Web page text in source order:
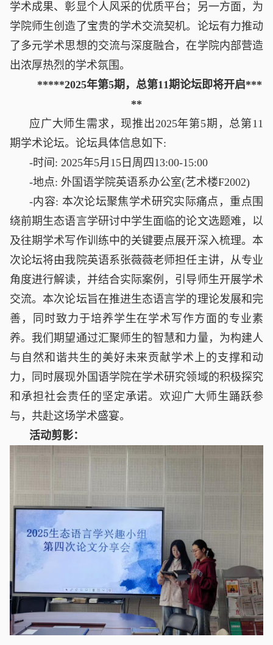
学术成果、彰显个人风采的优质平台；另一方面，为
学院师生创造了宝贵的学术交流契机。论坛有力推动
了多元学术思想的交流与深度融合，在学院内部营造
出浓厚热烈的学术氛围。
*****2025年第5期，总第11期论坛即将开启***
**
应广大师生需求，现推出2025年第5期，总第11
期学术论坛。论坛具体信息如下:
-时间: 2025年5月15日周四13:00-15:00
-地点: 外国语学院英语系办公室(艺术楼F2002)
-内容: 本次论坛聚焦学术研究实际痛点，重点围
绕前期生态语言学研讨中学生面临的论文选题难，以
及往期学术写作训练中的关键要点展开深入梳理。本
次论坛将由我院英语系张薇薇老师担任主讲，从专业
角度进行解读，并结合实际案例，引导师生开展学术
交流。本次论坛旨在推进生态语言学的理论发展和完
善，同时致力于培养学生在学术写作方面的专业素
养。我们期望通过汇聚师生的智慧和力量，为构建人
与自然和谐共生的美好未来贡献学术上的支撑和动
力，同时展现外国语学院在学术研究领域的积极探究
和承担社会责任的坚定承诺。欢迎广大师生踊跃参
与，共赴这场学术盛宴。
活动剪影：